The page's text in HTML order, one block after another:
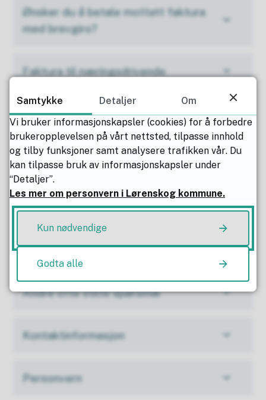
Ønsker du å betale mottatt faktura
med brevgiro?
Faktura til næringsdrivende
Ønsker du å endre hvor ofte du
mottar faktura?
Har du mottatt purring /
inkassovarsel?
Ligningsoppgaven Pass og stell av
barn
Andre ofte stilte spørsmål
Kontaktinformasjon
Personvern
Samtykke Detaljer
Om
Vi bruker informasjonskapsler (cookies) for å forbedre
brukeropplevelsen på vårt nettsted, tilpasse innhold
og tilby funksjoner samt analysere trafikken vår. Du
kan tilpasse bruk av informasjonskapsler under
“Detaljer”.
Les mer om personvern i Lørenskog kommune.
Kun nødvendige
Godta alle